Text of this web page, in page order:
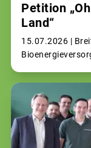
Petition
Land“
15.07.2026 |